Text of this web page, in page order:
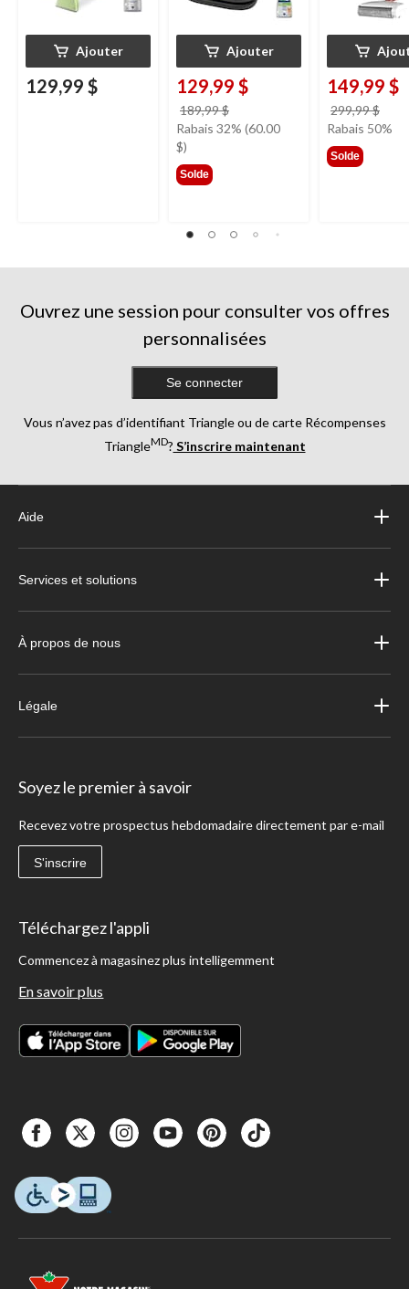
Ajouter
129,99 $
Ajouter
129,99 $
189,99 $
était
Rabais 32% (60.00
$)
Solde
149,99 $
299,99 $
était
Rabais 50%
Solde
Ouvrez une session pour consulter vos offres
personnalisées
Se connecter
Vous n’avez pas d’identifiant Triangle ou de carte Récompenses
TriangleMD? S’inscrire maintenant
Aide
Services et solutions
À propos de nous
Légale
Soyez le premier à savoir
Recevez votre prospectus hebdomadaire directement par e-mail
S'inscrire
Téléchargez l'appli
Commencez à magasinez plus intelligemment
En savoir plus